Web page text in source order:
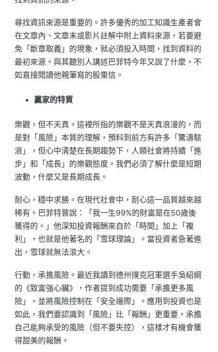
尋找資訊來源是重要的。許多優秀的加工知識生產者會
在文章內、文章末或影片註解中附上資料來源，若要避
免「斷章取義」的現象，就必須投入時間，找到資料的
最初來源。與其聽別人講述巴菲特今年又說了什麼，不
如直接閱讀他親筆寫的股東信。
贏家的特質
樂觀，但不天真。這裡所指的樂觀不是天真浪漫的，而
是對「風險」本質的理解，預料到前方有許多「驚濤駭
浪」，但心中清楚在長期趨勢下，人類社會將持續「進
步」和「成長」的樂觀態度。我們必須了解什麼是短期
波動，什麼又是長期成長。
耐心，穩中求勝。在現代社會中，耐心這一品質越來越
稀有。巴菲特曾說：「我一生99%的財富是在50歲後
獲得的。」他深知投資報酬來自於「時間」加上「複
利」，也就是他著名的「雪球理論」。當投資者急著進
出，雪球就無法滾大。
行動，承擔風險。最近我讀到德州撲克冠軍選手吳紹綱
的《致富強心臟》，作者提到成功需要「承擔更多風
險」，並將風險控制在「安全邊際」。應用到投資也是
如此，我們要認識到「風險」比「報酬」更重要，承擔
自己能夠承受的風險（但不要失控），這樣才有機會獲
得甜美的報酬。